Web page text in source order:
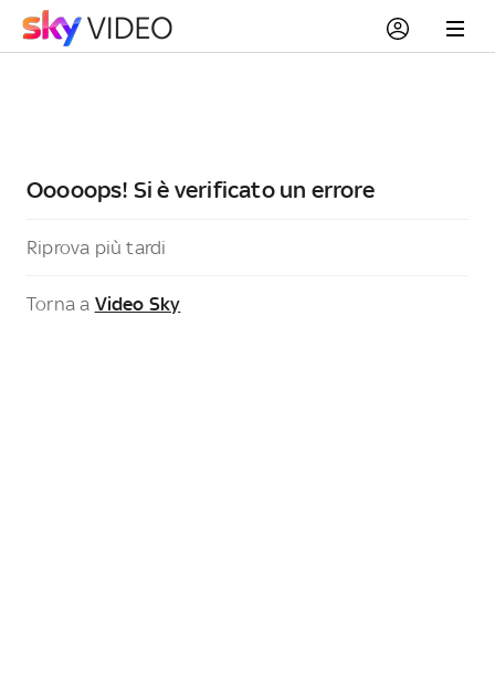
Ooooops! Si è verificato un errore
Riprova più tardi
Torna a Video Sky